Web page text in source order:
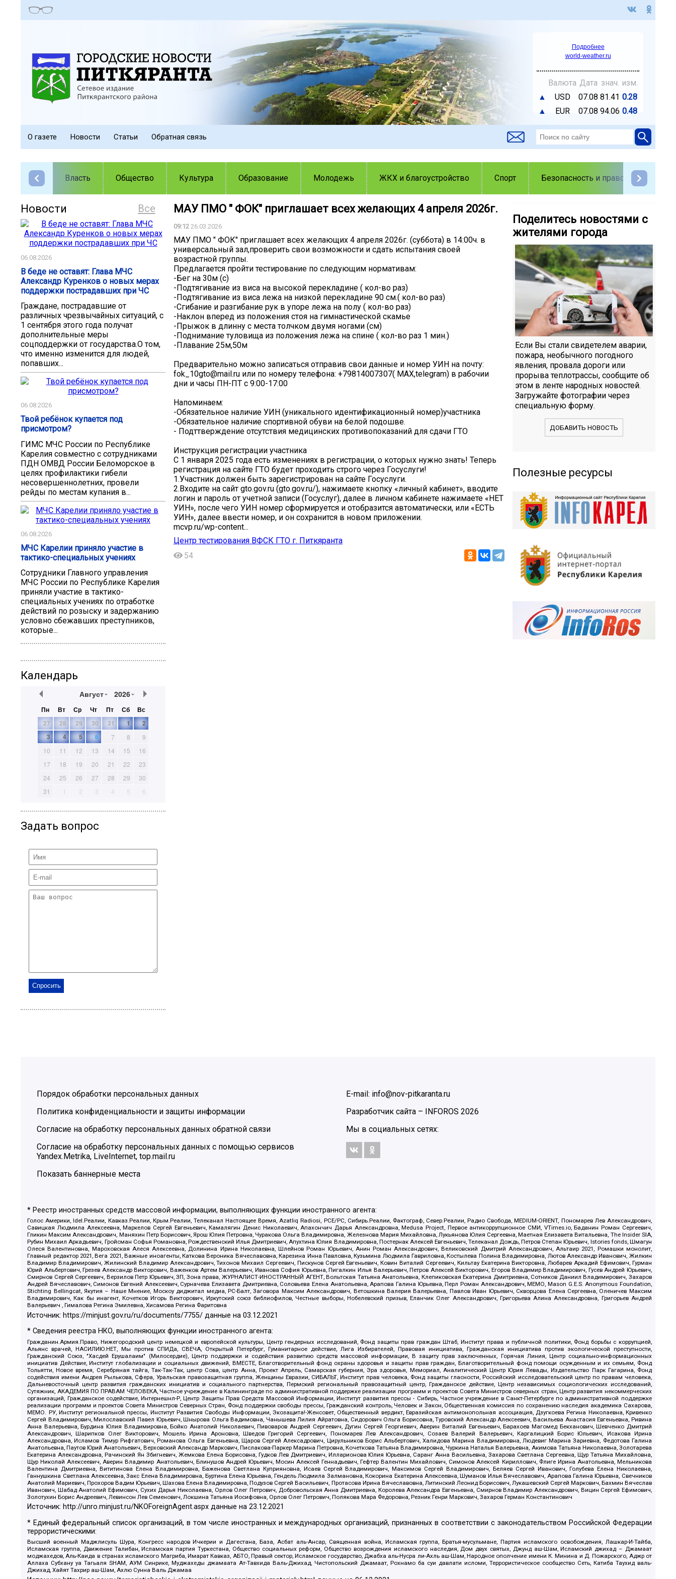
Подробнее
world-weather.ru
Валюта Дата знач. изм.
▲
USD 07.08 81.41 0.28
▲
EUR 07.08 94.06 0.48
О газете Новости Статьи Обратная связь
Власть Общество Культура Образование Молодежь ЖКХ и благоустройство Спорт Безопасность и правопорядок
Все
Новости
06.08.2026
В беде не оставят: Глава МЧС
Александр Куренков о новых мерах
поддержки пострадавших при ЧС
Граждане, пострадавшие от
различных чрезвычайных ситуаций, с
1 сентября этого года получат
дополнительные меры
соцподдержки от государства.О том,
что именно изменится для людей,
попавших...
06.08.2026
Твой ребёнок купается под
присмотром?
ГИМС МЧС России по Республике
Карелия совместно с сотрудниками
ПДН ОМВД России Беломорское в
целях профилактики гибели
несовершеннолетних, провели
рейды по местам купания в...
06.08.2026
МЧС Карелии приняло участие в
тактико-специальных учениях
Сотрудники Главного управления
МЧС России по Республике Карелия
приняли участие в тактико-
специальных учениях по отработке
действий по розыску и задержанию
условно сбежавших преступников,
которые...
Календарь
Август 2026
Пн Вт Ср Чт Пт Сб
Вс
27
28 29 30 31 1
2
3
4 5 6 7 8
9
10
11 12 13 14 15
16
17
18 19 20 21 22
23
24
25 26 27 28 29
30
31
1 2 3 4 5 6
Задать вопрос
️МАУ ПМО " ФОК" приглашает всех желающих 4 апреля 2026г.
09:12 26.03.2026
️МАУ ПМО " ФОК" приглашает всех желающих 4 апреля 2026г. (суббота) в 14:00ч. в
универсальный зал,проверить свои возможности и сдать испытания своей
возрастной группы.
Предлагается пройти тестирование по следующим нормативам:
-Бег на 30м (с)
-Подтягивание из виса на высокой перекладине ( кол-во раз)
-Подтягивание из виса лежа на низкой перекладине 90 см.( кол-во раз)
-Сгибание и разгибание рук в упоре лежа на полу ( кол-во раз)
-Наклон вперед из положения стоя на гимнастической скамье
-Прыжок в длинну с места толчком двумя ногами (см)
-Поднимание туловища из положения лежа на спине ( кол-во раз 1 мин.)
-Плавание 25м,50м
Предварительно можно записаться отправив свои данные и номер УИН на почту:
fok_10gto@mail.ru или по номеру телефона: +79814007307( MAX,telegram) в рабочии
дни и часы ПН-ПТ с 9:00-17:00
Напоминаем:
-Обязательное наличие УИН (уникального идентификационный номер)участника
-Обязательное наличие спортивной обуви на белой подошве.
- Подттверждение отсутствия медицинских противопоказаний для сдачи ГТО
Инструкция регистрации участника
С 1 января 2025 года есть изменениях в регистрации, о которых нужно знать! Теперь
регистрация на сайте ГТО будет проходить строго через Госуслуги!
1.Участник должен быть зарегистрирован на сайте Госуслуги.
2.Входите на сайт gto.gov.ru (gto.gov.ru/), нажимаете кнопку «личный кабинет», вводите
логин и пароль от учетной записи (Госуслуг), далее в личном кабинете нажимаете «НЕТ
УИН», после чего УИН номер сформируется и отобразится автоматически, или «ЕСТЬ
УИН», далее ввести номер, и он сохранится в новом приложении.
mcvp.ru/wp-content...
Центр тестирования ВФСК ГТО г. Питкяранта
54
Поделитесь новостями с
жителями города
Если Вы стали свидетелем аварии,
пожара, необычного погодного
явления, провала дороги или
прорыва теплотрассы, сообщите об
этом в ленте народных новостей.
Загружайте фотографии через
специальную форму.
ДОБАВИТЬ НОВОСТЬ
Полезные ресурсы
Порядок обработки персональных данных
Политика конфиденциальности и защиты информации
Согласие на обработку персональных данных обратной связи
Согласие на обработку персональных данных с помощью сервисов
Yandex.Metrika, LiveInternet, top.mail.ru
Показать баннерные места
E-mail: info@nov-pitkaranta.ru
Разработчик сайта – INFOROS 2026
Мы в социальных сетях:
* Реестр иностранных средств массовой информации, выполняющих функции иностранного агента:
Голос Америки, Idel.Реалии, Кавказ.Реалии, Крым.Реалии, Телеканал Настоящее Время, Azatliq Radiosi, PCE/PC, Сибирь.Реалии, Фактограф, Север.Реалии, Радио Свобода, MEDIUM-ORIENT, Пономарев Лев Александрович,
Савицкая Людмила Алексеевна, Маркелов Сергей Евгеньевич, Камалягин Денис Николаевич, Апахончич Дарья Александровна, Medusa Project, Первое антикоррупционное СМИ, VTimes.io, Баданин Роман Сергеевич,
Гликин Максим Александрович, Маняхин Петр Борисович, Ярош Юлия Петровна, Чуракова Ольга Владимировна, Железнова Мария Михайловна, Лукьянова Юлия Сергеевна, Маетная Елизавета Витальевна, The Insider SIA,
Рубин Михаил Аркадьевич, Гройсман Софья Романовна, Рождественский Илья Дмитриевич, Апухтина Юлия Владимировна, Постернак Алексей Евгеньевич, Телеканал Дождь, Петров Степан Юрьевич, Istories fonds, Шмагун
Олеся Валентиновна, Мароховская Алеся Алексеевна, Долинина Ирина Николаевна, Шлейнов Роман Юрьевич, Анин Роман Александрович, Великовский Дмитрий Александрович, Альтаир 2021, Ромашки монолит,
Главный редактор 2021, Вега 2021, Важные иноагенты, Каткова Вероника Вячеславовна, Карезина Инна Павловна, Кузьмина Людмила Гавриловна, Костылева Полина Владимировна, Лютов Александр Иванович, Жилкин
Владимир Владимирович, Жилинский Владимир Александрович, Тихонов Михаил Сергеевич, Пискунов Сергей Евгеньевич, Ковин Виталий Сергеевич, Кильтау Екатерина Викторовна, Любарев Аркадий Ефимович, Гурман
Юрий Альбертович, Грезев Александр Викторович, Важенков Артем Валерьевич, Иванова София Юрьевна, Пигалкин Илья Валерьевич, Петров Алексей Викторович, Егоров Владимир Владимирович, Гусев Андрей Юрьевич,
Смирнов Сергей Сергеевич, Верзилов Петр Юрьевич, ЗП, Зона права, ЖУРНАЛИСТ-ИНОСТРАННЫЙ АГЕНТ, Вольтская Татьяна Анатольевна, Клепиковская Екатерина Дмитриевна, Сотников Даниил Владимирович, Захаров
Андрей Вячеславович, Симонов Евгений Алексеевич, Сурначева Елизавета Дмитриевна, Соловьева Елена Анатольевна, Арапова Галина Юрьевна, Перл Роман Александрович, МЕМО, Mason G.E.S. Anonymous Foundation,
Stichting Bellingcat, Якутия – Наше Мнение, Москоу диджитал медиа, РС-Балт, Заговора Максим Александрович, Ветошкина Валерия Валерьевна, Павлов Иван Юрьевич, Скворцова Елена Сергеевна, Оленичев Максим
Владимирович, Как бы инагент, Кочетков Игорь Викторович, Иркутский союз библиофилов, Честные выборы, Нобелевский призыв, Еланчик Олег Александрович, Григорьева Алина Александровна, Григорьев Андрей
Валерьевич , Гималова Регина Эмилевна, Хисамова Регина Фаритовна
Источник: https://minjust.gov.ru/ru/documents/7755/ данные на03.12.2021
* Сведения реестра НКО, выполняющих функции иностранного агента:
Гражданин.Армия.Право, Нижегородский центр немецкой и европейской культуры, Центр гендерных исследований, Фонд защиты прав граждан Штаб, Институт права и публичной политики, Фонд борьбы с коррупцией,
Альянс врачей, НАСИЛИЮ.НЕТ, Мы против СПИДа, СВЕЧА, Открытый Петербург, Гуманитарное действие, Лига Избирателей, Правовая инициатива, Гражданская инициатива против экологической преступности,
Гражданский Союз, "Хасдей Ерушалаим" (Милосердие), Центр поддержки и содействия развитию средств массовой информации, В защиту прав заключенных, Горячая Линия, Центр социально-информационных
инициатив Действие, Институт глобализации и социальных движений, ВМЕСТЕ, Благотворительный фонд охраны здоровья и защиты прав граждан, Благотворительный фонд помощи осужденным и их семьям, Фонд
Тольятти, Новое время, Серебряная тайга, Так-Так-Так, центр Сова, центр Анна, Проект Апрель, Самарская губерния, Эра здоровья, Мемориал, Аналитический Центр Юрия Левады, Издательство Парк Гагарина, Фонд
содействия имени Андрея Рылькова, Сфера, Уральская правозащитная группа, Женщины Евразии, СИБАЛЬТ, Институт прав человека, Фонд защиты гласности, Российский исследовательский центр по правам человека,
Дальневосточный центр развития гражданских инициатив и социального партнерства, Пермский региональный правозащитный центр, Гражданское действие, Центр независимых социологических исследований,
Сутяжник, АКАДЕМИЯ ПО ПРАВАМ ЧЕЛОВЕКА, Частное учреждение в Калининграде по административной поддержке реализации программ и проектов Совета Министров северных стран, Центр развития некоммерческих
организаций, Гражданское содействие, Интернешнл-Р, Центр Защиты Прав Средств Массовой Информации, Институт развития прессы - Сибирь, Частное учреждение в Санкт-Петербурге по административной поддержке
реализации программ и проектов Совета Министров Северных Стран, Фонд поддержки свободы прессы, Гражданский контроль, Человек и Закон, Общественная комиссия по сохранению наследия академика Сахарова,
МЕМО. РУ, Институт региональной прессы, Институт Развития Свободы Информации, Экозащита!-Женсовет, Общественный вердикт, Евразийская антимонопольная ассоциация, Дзугкоева Регина Николаевна, Кривенко
Сергей Владимирович, Милославский Павел Юрьевич, Шнырова Ольга Вадимовна, Чанышева Лилия Айратовна, Сидорович Ольга Борисовна, Туровский Александр Алексеевич, Васильева Анастасия Евгеньевна, Ривина
Анна Валерьевна, Бурдина Юлия Владимировна, Бойко Анатолий Николаевич, Пивоваров Андрей Сергеевич, Дугин Сергей Георгиевич, Аверин Виталий Евгеньевич, Барахоев Магомед Бекханович, Шевченко Дмитрий
Александрович, Шарипков Олег Викторович, Мошель Ирина Ароновна, Шведов Григорий Сергеевич, Пономарев Лев Александрович, Созаев Валерий Валерьевич, Каргалицкий Борис Юльевич, Исакова Ирина
Александровна, Исламов Тимур Рифгатович, Романова Ольга Евгеньевна, Щаров Сергей Алексадрович, Цирульников Борис Альбертович, Халидова Марина Владимировна, Людевиг Марина Зариевна, Федотова Галина
Анатольевна, Паутов Юрий Анатольевич, Верховский Александр Маркович, Пислакова-Паркер Марина Петровна, Кочеткова Татьяна Владимировна, Чуркина Наталья Валерьевна, Акимова Татьяна Николаевна, Золотарева
Екатерина Александровна, Рачинский Ян Збигневич, Жемкова Елена Борисовна, Гудков Лев Дмитриевич, Илларионова Юлия Юрьевна, Саранг Анна Васильевна, Захарова Светлана Сергеевна, Щур Татьяна Михайловна,
Щур Николай Алексеевич, Аверин Владимир Анатольевич, Блинушов Андрей Юрьевич, Мосин Алексей Геннадьевич, Гефтер Валентин Михайлович, Симонов Алексей Кириллович, Флиге Ирина Анатольевна, Мельникова
Валентина Дмитриевна, Вититинова Елена Владимировна, Баженова Светлана Куприяновна, Исаев Сергей Владимирович, Максимов Сергей Владимирович, Беляев Сергей Иванович, Голубева Елена Николаевна,
Ганнушкина Светлана Алексеевна, Закс Елена Владимировна, Буртина Елена Юрьевна, Гендель Людмила Залмановна, Кокорина Екатерина Алексеевна, Шуманов Илья Вячеславович, Арапова Галина Юрьевна, Свечников
Анатолий Мариевич, Прохоров Вадим Юрьевич, Шахова Елена Владимировна, Подузов Сергей Васильевич, Протасова Ирина Вячеславовна, Литинский Леонид Борисович, Лукашевский Сергей Маркович, Бахмин Вячеслав
Иванович, Шабад Анатолий Ефимович, Сухих Дарья Николаевна, Орлов Олег Петрович, Добровольская Анна Дмитриевна, Королева Александра Евгеньевна, Смирнов Владимир Александрович, Вицин Сергей Ефимович,
Золотухин Борис Андреевич, Левинсон Лев Семенович, Локшина Татьяна Иосифовна, Орлов Олег Петрович, Полякова Мара Федоровна, Резник Генри Маркович, Захаров Герман Константинович
Источник: http://unro.minjust.ru/NKOForeignAgent.aspx данные на23.12.2021
* Единый федеральный список организаций, в том числе иностранных и международных организаций, признанных в соответствии с законодательством Российской Федерации
террористическими:
Высший военный Маджлисуль Шура, Конгресс народов Ичкерии и Дагестана, База, Асбат аль-Ансар, Священная война, Исламская группа, Братья-мусульмане, Партия исламского освобождения, Лашкар-И-Тайба,
Исламская группа, Движение Талибан, Исламская партия Туркестана, Общество социальных реформ, Общество возрождения исламского наследия, Дом двух святых, Джунд аш-Шам, Исламский джихад – Джамаат
моджахедов, Аль-Каида в странах исламского Магриба, Имарат Кавказ, АБТО, Правый сектор, Исламское государство, Джабха аль-Нусра ли-Ахль аш-Шам, Народное ополчение имени К. Минина и Д. Пожарского, Аджр от
Аллаха Субхану уа Тагьаля SHAM, АУМ Синрике, Муджахеды джамаата Ат-Тавхида Валь-Джихад, Чистопольский Джамаат, Рохнамо ба суи давлати исломи, Террористическое сообщество Сеть, Катиба Таухид валь-
Джихад, Хайят Тахрир аш-Шам, Ахлю Сунна Валь Джамаа